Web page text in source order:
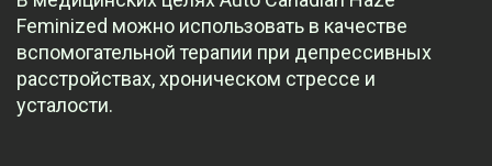
Feminized можно использовать в качестве
вспомогательной терапии при депрессивных
расстройствах, хроническом стрессе и
усталости.